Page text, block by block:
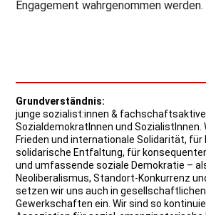
Engagement wahrgenommen werden.
Grundverständnis:
junge sozialist:innen & fachschaftsaktive
SozialdemokratInnen und SozialistInnen.
Frieden und internationale Solidarität, für
solidarische Entfaltung, für
und umfassende soziale Demokratie –
Neoliberalismus, Standort-Konkurrenz
setzen wir uns auch in
Gewerkschaften ein. Wir sind so